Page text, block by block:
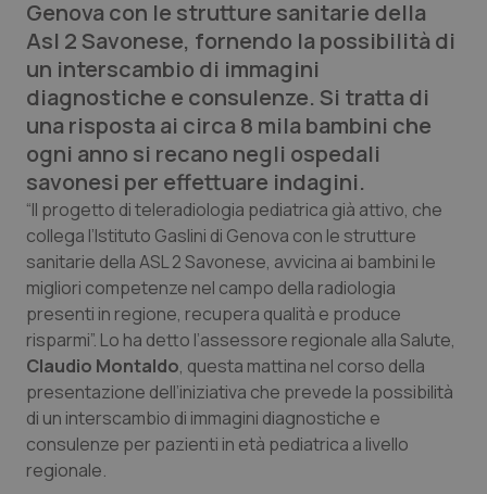
Edizioni Regionali
QS Pro
Professionisti Sanitari.AI
Abruzzo
Basilicata
Calabria
Campania
Emilia-Romagna
Friuli Venezia Giulia
QS Pro Gold
Artrite & artrosi
Asma & BPCO
Car-T
Colesterolo & coronaropatie
Dermatite Atopica
QS Club Newsletter
Genova con le strutture sanitarie della
Asl 2 Savonese, fornendo la possibilità di
un interscambio di immagini
diagnostiche e consulenze. Si tratta di
una risposta ai circa 8 mila bambini che
ogni anno si recano negli ospedali
savonesi per effettuare indagini.
“Il progetto di teleradiologia pediatrica già attivo, che
collega l’Istituto Gaslini di Genova con le strutture
sanitarie della ASL 2 Savonese, avvicina ai bambini le
migliori competenze nel campo della radiologia
presenti in regione, recupera qualità e produce
risparmi”. Lo ha detto l’assessore regionale alla Salute,
Claudio Montaldo, questa mattina nel corso della
presentazione dell’iniziativa che prevede la possibilità
di un interscambio di immagini diagnostiche e
consulenze per pazienti in età pediatrica a livello
regionale.